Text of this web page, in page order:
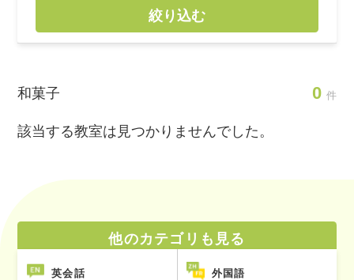
絞り込む
和菓子 0 件
該当する教室は見つかりませんでした。
他のカテゴリも見る
英会話 外国語